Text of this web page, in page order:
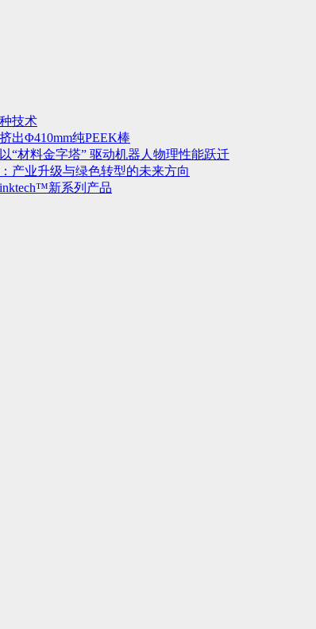
技术
出Φ410mm纯PEEK棒
“材料金字塔” 驱动机器人物理性能跃迁
产业升级与绿色转型的未来方向
新系列产品